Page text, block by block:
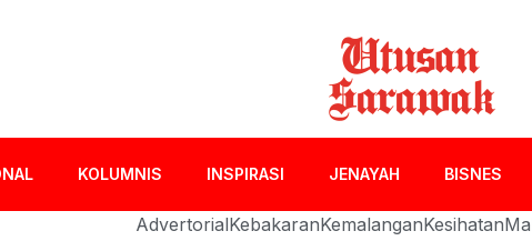
KOLUMNIS INSPIRASI JENAYAH BISNES
AdvertorialKebakaranKemalanganKesihatan